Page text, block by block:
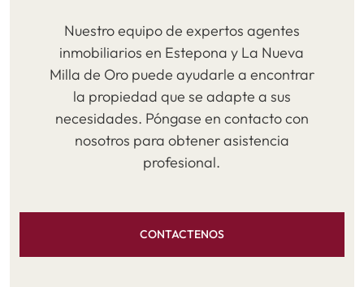
Nuestro equipo de expertos agentes
inmobiliarios en Estepona y La Nueva
Milla de Oro puede ayudarle a encontrar
la propiedad que se adapte a sus
necesidades. Póngase en contacto con
nosotros para obtener asistencia
profesional.
CONTACTENOS